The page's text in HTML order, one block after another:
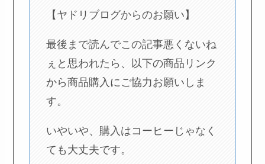
【ヤドリブログからのお願い】
最後まで読んでこの記事悪くないね
ぇと思われたら、以下の商品リンク
から商品購入にご協力お願いしま
す。
いやいや、購入はコーヒーじゃなく
ても大丈夫です。